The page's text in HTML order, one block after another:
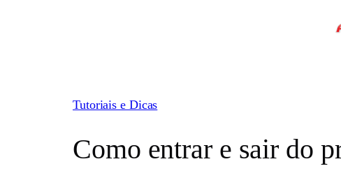
Tutoriais e Dicas
Como entrar e sair do